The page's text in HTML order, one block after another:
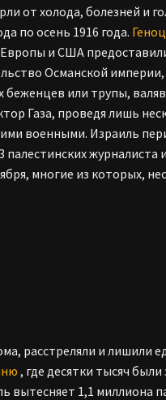
от холода, болезней и
по осень 1916 года.
Европы и США
Османской
или трупы,
Газа, проведя лишь
военными. Израиль
журналиста
многие из которых,
расстреляли и лишили
, где десятки тысяч
вытесняет 1,1 миллиона